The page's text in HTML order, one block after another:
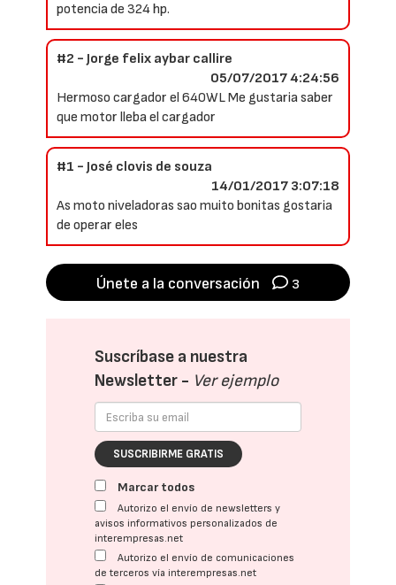
potencia de 324 hp.
#2 - Jorge felix aybar callire
05/07/2017 4:24:56
Hermoso cargador el 640WL Me gustaria saber
que motor lleba el cargador
#1 - José clovis de souza
14/01/2017 3:07:18
As moto niveladoras sao muito bonitas gostaria
de operar eles
Únete a la conversación 3
Suscríbase a nuestra
Newsletter - Ver ejemplo
SUSCRIBIRME GRATIS
Marcar todos
Autorizo el envío de newsletters y
avisos informativos personalizados de
interempresas.net
Autorizo el envío de comunicaciones
de terceros vía interempresas.net